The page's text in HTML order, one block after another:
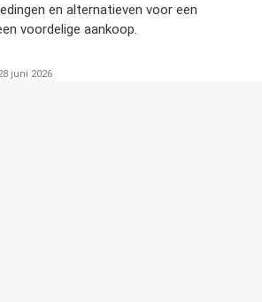
en alternatieven voor een
voordelige aankoop.
juni 2026